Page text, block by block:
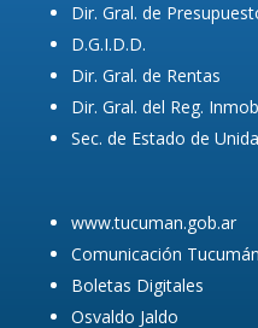
Dir. Gral. de
D.G.I.D.D.
Dir. Gral. de Rentas
Dir. Gral. del Reg.
Sec. de Estado de
www.tucuman.gob.ar
Comunicación Tucumán
Boletas Digitales
Osvaldo Jaldo